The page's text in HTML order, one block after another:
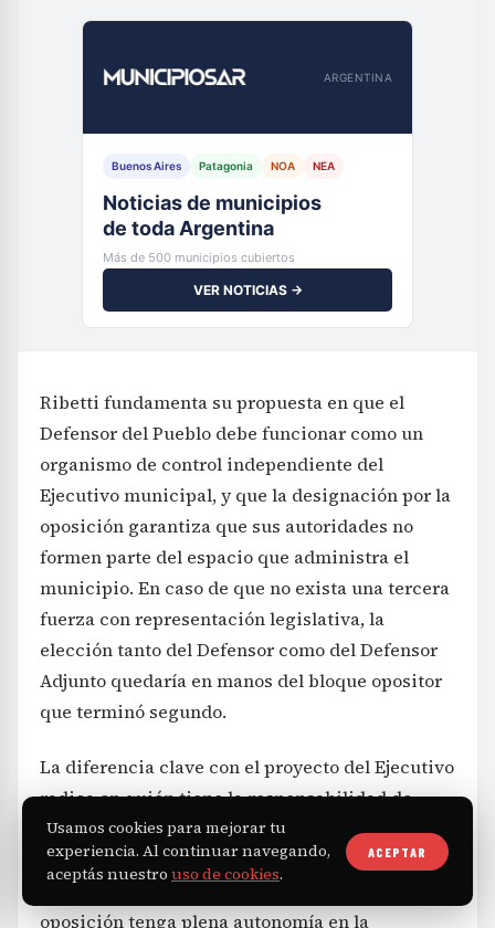
ARGENTINA
Buenos Aires Patagonia NOA NEA
Noticias de municipios
de toda Argentina
Más de 500 municipios cubiertos
VER NOTICIAS →
Ribetti fundamenta su propuesta en que el
Defensor del Pueblo debe funcionar como un
organismo de control independiente del
Ejecutivo municipal, y que la designación por la
oposición garantiza que sus autoridades no
formen parte del espacio que administra el
municipio. En caso de que no exista una tercera
fuerza con representación legislativa, la
elección tanto del Defensor como del Defensor
Adjunto quedaría en manos del bloque opositor
que terminó segundo.
La diferencia clave con el proyecto del Ejecutivo
radica en quién tiene la responsabilidad de
designar al Defensor. El modelo de Avilés exige
un acuerdo amplio dentro del Concejo que
incluya al oficialismo, lo que impide que la
oposición tenga plena autonomía en la
Usamos cookies para mejorar tu
experiencia. Al continuar navegando,
aceptás nuestro uso de cookies.
ACEPTAR